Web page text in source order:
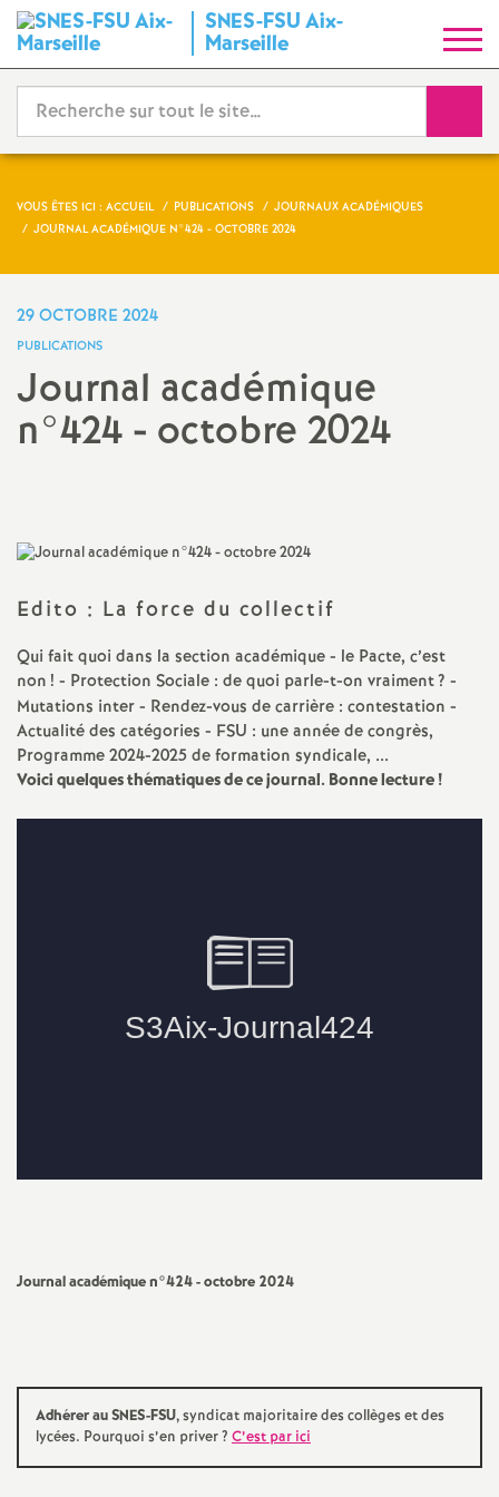
SNES-FSU Aix-
Marseille
y
n
d
i
a
t
i
o
n
a
e
n
g
n
VOUS ÊTES ICI : ACCUEIL PUBLICATIONS
JOURNAUX ACADÉMIQUES
JOURNAL ACADÉMIQUE N°424 - OCTOBRE 2024
29 OCTOBRE 2024
PUBLICATIONS
Journal académique
n°424 - octobre 2024
Edito : La force du collectif
Qui fait quoi dans la section académique - le Pacte, c’est
non ! - Protection Sociale : de quoi parle-t-on vraiment? -
Mutations inter - Rendez-vous de carrière : contestation -
Actualité des catégories - FSU : une année de congrès,
Programme 2024-2025 de formation syndicale, ...
Voici quelques thématiques de ce journal. Bonne lecture!
Journal académique n°424 - octobre 2024
Adhérer au SNES-FSU, syndicat majoritaire des collèges et des
lycées. Pourquoi s’en priver? C’est par ici